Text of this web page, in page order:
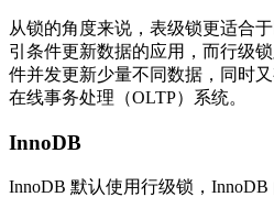
从锁的角度来说，表级锁更适合
引条件更新数据的应用，而行级
件并发更新少量不同数据，同时
在线事务处理（OLTP）系统。
InnoDB
InnoDB 默认使用行级锁，